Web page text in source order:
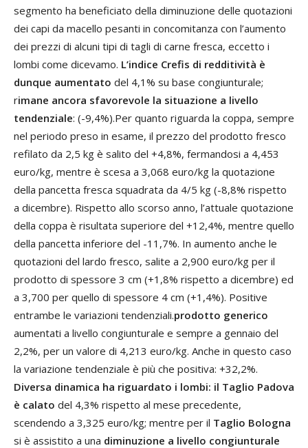
segmento ha beneficiato della diminuzione delle quotazioni
dei capi da macello pesanti in concomitanza con l’aumento
dei prezzi di alcuni tipi di tagli di carne fresca, eccetto i
lombi come dicevamo. L’indice Crefis di redditività è
dunque aumentato del 4,1% su base congiunturale;
rimane ancora sfavorevole la situazione a livello
tendenziale: (-9,4%).Per quanto riguarda la coppa, sempre
nel periodo preso in esame, il prezzo del prodotto fresco
refilato da 2,5 kg è salito del +4,8%, fermandosi a 4,453
euro/kg, mentre è scesa a 3,068 euro/kg la quotazione
della pancetta fresca squadrata da 4/5 kg (-8,8% rispetto
a dicembre). Rispetto allo scorso anno, l’attuale quotazione
della coppa è risultata superiore del +12,4%, mentre quello
della pancetta inferiore del -11,7%. In aumento anche le
quotazioni del lardo fresco, salite a 2,900 euro/kg per il
prodotto di spessore 3 cm (+1,8% rispetto a dicembre) ed
a 3,700 per quello di spessore 4 cm (+1,4%). Positive
entrambe le variazioni tendenziali.prodotto generico
aumentati a livello congiunturale e sempre a gennaio del
2,2%, per un valore di 4,213 euro/kg. Anche in questo caso
la variazione tendenziale è più che positiva: +32,2%.
Diversa dinamica ha riguardato i lombi: il Taglio Padova
è calato del 4,3% rispetto al mese precedente,
scendendo a 3,325 euro/kg; mentre per il Taglio Bologna
si è assistito a una diminuzione a livello congiunturale